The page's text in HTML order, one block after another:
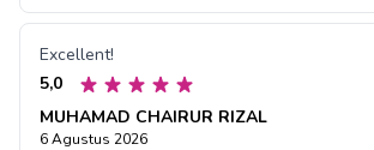
Excellent!
5,0
MUHAMAD CHAIRUR RIZAL
6 Agustus 2026